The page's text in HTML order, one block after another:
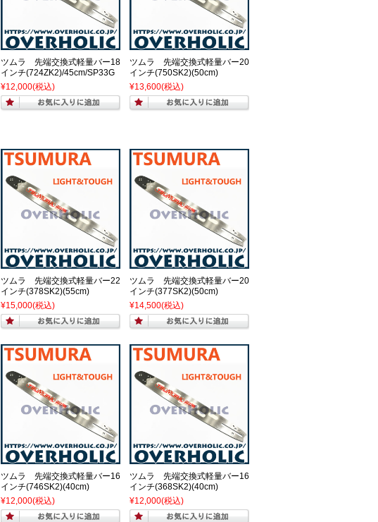
ツムラ 先端交換式軽量バー18
インチ(724ZK2)/45cm/SP33G
¥12,000(税込)
ツムラ 先端交換式軽量バー20
インチ(750SK2)(50cm)
¥13,600(税込)
ツムラ 先端交換式軽量バー22
インチ(378SK2)(55cm)
¥15,000(税込)
ツムラ 先端交換式軽量バー20
インチ(377SK2)(50cm)
¥14,500(税込)
ツムラ 先端交換式軽量バー16
インチ(746SK2)(40cm)
¥12,000(税込)
ツムラ 先端交換式軽量バー16
インチ(368SK2)(40cm)
¥12,000(税込)